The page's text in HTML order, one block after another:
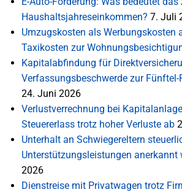
Haushaltsjahreseinkommen? 7. Juli
Umzugskosten als Werbungskosten
Taxikosten zur
Kapitalabfindung für
Verfassungsbeschwerde zur
24. Juni 2026
Verlustverrechnung bei
Steuererlass trotz hoher Verluste ab
Unterhalt an Schwiegereltern
Unterstützungsleistungen anerkannt
2026
Dienstreise mit Privatwagen trotz